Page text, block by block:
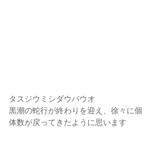
タスジウミシダウバウオ
黒潮の蛇行が終わりを迎え、徐々に個
体数が戻ってきたように思います